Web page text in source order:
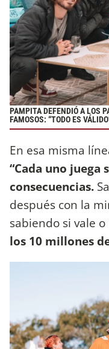
PAMPITA DEFENDIÓ A LOS
FAMOSOS: “TODO ES
En esa misma
“Cada uno juega
consecuencias.
después con la
sabiendo si vale
los 10 millones